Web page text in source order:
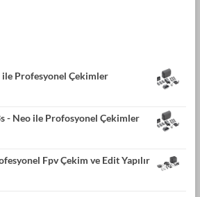
Profesyonel Çekimler
- Neo ile Profosyonel Çekimler
Fpv Çekim ve Edit Yapılır